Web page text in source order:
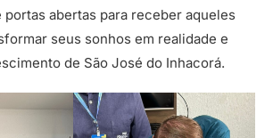
portas abertas para receber aqueles
seus sonhos em realidade e
de São José do Inhacorá.